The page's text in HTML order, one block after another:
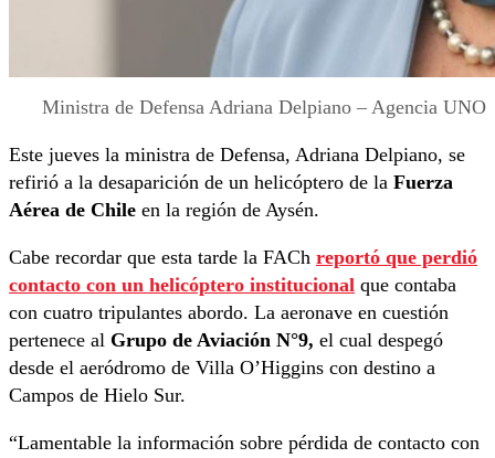
Ministra de Defensa Adriana Delpiano – Agencia UNO
Este jueves la ministra de Defensa, Adriana Delpiano, se
refirió a la desaparición de un helicóptero de la Fuerza
Aérea de Chile en la región de Aysén.
Cabe recordar que esta tarde la FACh reportó que perdió
contacto con un helicóptero institucional que contaba
con cuatro tripulantes abordo. La aeronave en cuestión
pertenece al Grupo de Aviación N°9, el cual despegó
desde el aeródromo de Villa O’Higgins con destino a
Campos de Hielo Sur.
“Lamentable la información sobre pérdida de contacto con